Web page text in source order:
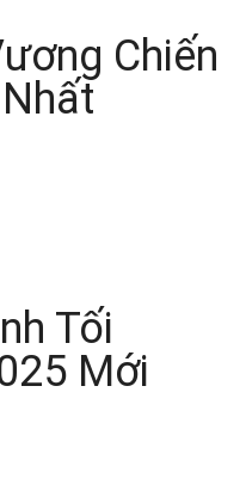
Chiến
Tối
Mới